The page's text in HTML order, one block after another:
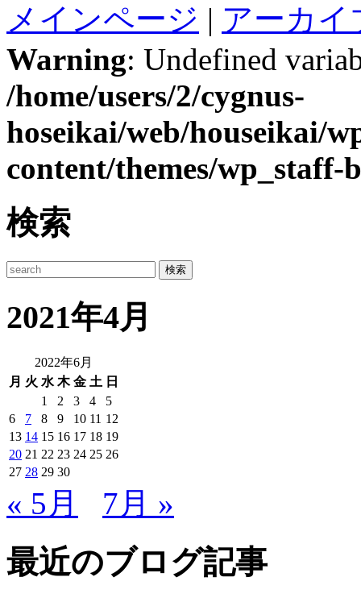
メインページ | アーカイ
Warning: Undefined
/home/users/2/cygnus-
hoseikai/web/houseikai/
content/themes/wp_staff-
検索
2021年4月
2022年6月
月 火 水 木 金 土 日
1
2 3 4
5
6
7 8 9 10 11 12
13 14 15 16 17 18 19
20 21 22 23 24 25 26
27 28 29 30
« 5月 7月 »
最近のブログ記事